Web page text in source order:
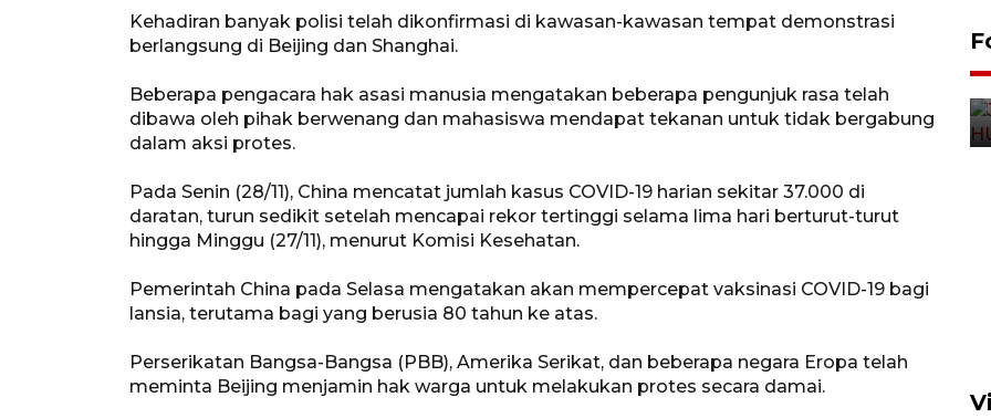
Kehadiran banyak polisi telah dikonfirmasi di kawasan-kawasan tempat demonstrasi
berlangsung di Beijing dan Shanghai.
Beberapa pengacara hak asasi manusia mengatakan beberapa pengunjuk rasa telah
dibawa oleh pihak berwenang dan mahasiswa mendapat tekanan untuk tidak bergabung
dalam aksi protes.
Pada Senin (28/11), China mencatat jumlah kasus COVID-19 harian sekitar 37.000 di
daratan, turun sedikit setelah mencapai rekor tertinggi selama lima hari berturut-turut
hingga Minggu (27/11), menurut Komisi Kesehatan.
Pemerintah China pada Selasa mengatakan akan mempercepat vaksinasi COVID-19 bagi
lansia, terutama bagi yang berusia 80 tahun ke atas.
Perserikatan Bangsa-Bangsa (PBB), Amerika Serikat, dan beberapa negara Eropa telah
meminta Beijing menjamin hak warga untuk melakukan protes secara damai.
padat penduduk